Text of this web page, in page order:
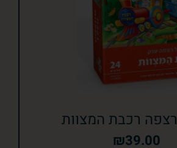
רכבת המצוות
₪39.00